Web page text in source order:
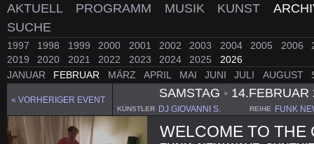
AKTUELL PROGRAMM MUSIK KUNST
SUCHE
1997 1998 1999 2000 2001 2002 2003 2004 2005 2006
2019
2020 2021 2022 2023 2024 2025
2026
JANUAR
FEBRUAR MÄRZ APRIL MAI JUNI JULI AUGUST
« VORHERIGER EVENT
SAMSTAG •14.FEBRUAR
KÜNSTLER DJ GIOVANNI S. REIHE FUNK
WELCOME TO THE